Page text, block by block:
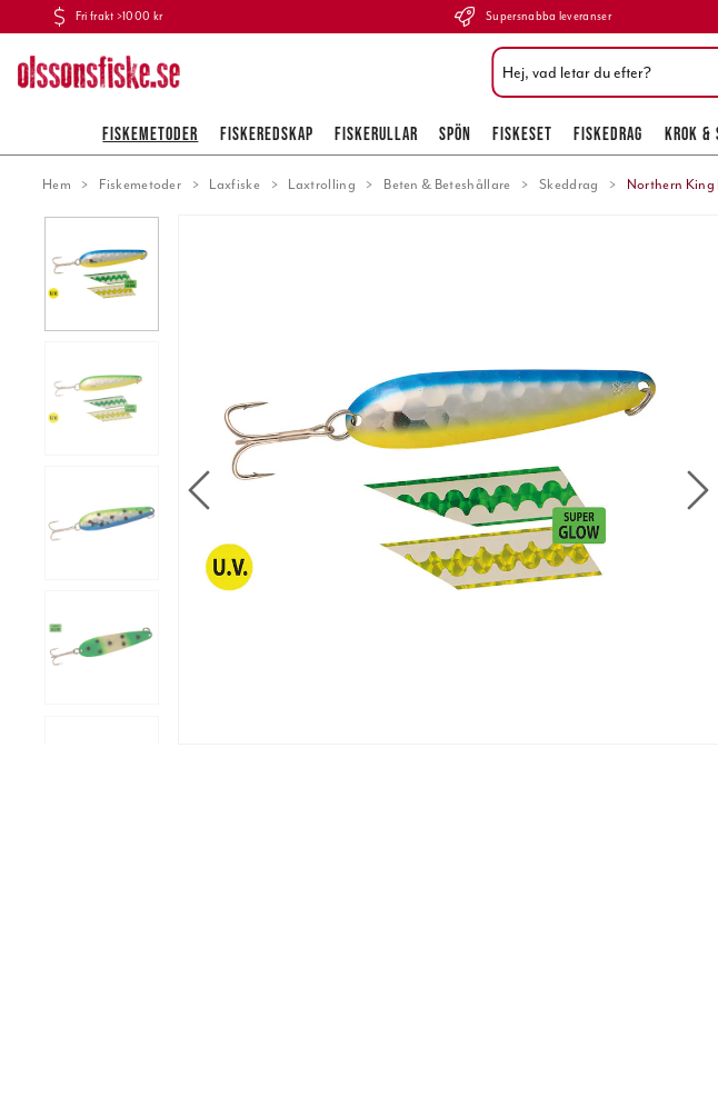
Fri frakt >1000 kr Supersnabba leveranser
FISKEMETODER FISKEREDSKAP FISKERULLAR SPÖN FISKESET FISKEDRAG KROK &
Hem Fiskemetoder Laxfiske Laxtrolling Beten & Beteshållare Skeddrag Northern King